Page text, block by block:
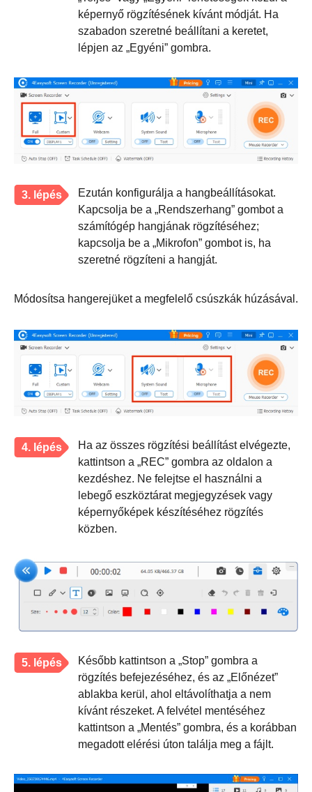
képernyő rögzítésének kívánt módját. Ha
szabadon szeretné beállítani a keretet,
lépjen az „Egyéni” gombra.
3. lépés
Ezután konfigurálja a hangbeállításokat.
Kapcsolja be a „Rendszerhang” gombot a
számítógép hangjának rögzítéséhez;
kapcsolja be a „Mikrofon” gombot is, ha
szeretné rögzíteni a hangját.
Módosítsa hangerejüket a megfelelő csúszkák húzásával.
4. lépés
Ha az összes rögzítési beállítást elvégezte,
kattintson a „REC” gombra az oldalon a
kezdéshez. Ne felejtse el használni a
lebegő eszköztárat megjegyzések vagy
képernyőképek készítéséhez rögzítés
közben.
5. lépés
Később kattintson a „Stop” gombra a
rögzítés befejezéséhez, és az „Előnézet”
ablakba kerül, ahol eltávolíthatja a nem
kívánt részeket. A felvétel mentéséhez
kattintson a „Mentés” gombra, és a korábban
megadott elérési úton találja meg a fájlt.